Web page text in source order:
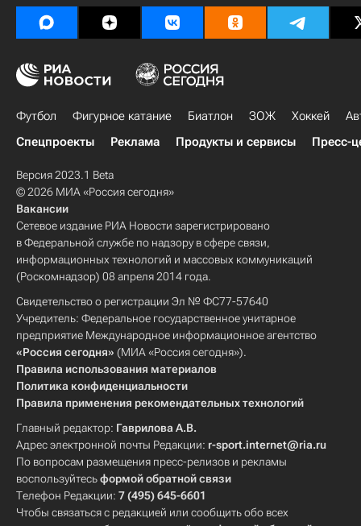
Футбол Фигурное катание Биатлон ЗОЖ Хоккей
Спецпроекты
Реклама Продукты и сервисы Пресс-
Версия 2023.1 Beta
© 2026 МИА «Россия сегодня»
Вакансии
Сетевое издание РИА Новости зарегистрировано
в Федеральной службе по надзору в сфере связи,
информационных технологий и массовых коммуникаций
(Роскомнадзор) 08 апреля 2014 года.
Свидетельство о регистрации Эл № ФС77-57640
Учредитель: Федеральное государственное унитарное
предприятие Международное информационное агентство
«Россия сегодня» (МИА «Россия сегодня»).
Правила использования материалов
Политика конфиденциальности
Правила применения рекомендательных технологий
Главный редактор: Гаврилова А.В.
Адрес электронной почты Редакции: r-sport.internet@ria.ru
По вопросам размещения пресс-релизов и рекламы
воспользуйтесьформой обратной связи
Телефон Редакции: 7 (495) 645-6601
Чтобы связаться с редакцией или сообщить обо всех